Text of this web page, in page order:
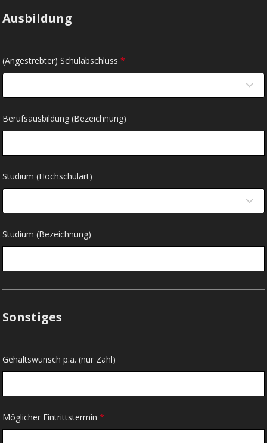
Ausbildung
(Angestrebter) Schulabschluss*
---
Berufsausbildung (Bezeichnung)
Studium (Hochschulart)
---
Studium (Bezeichnung)
Sonstiges
Gehaltswunsch p.a. (nur Zahl)
Möglicher Eintrittstermin*